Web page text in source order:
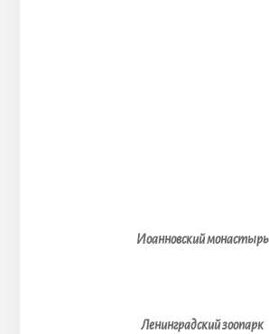
Иоанновский монастырь
Ленинградский зоопарк